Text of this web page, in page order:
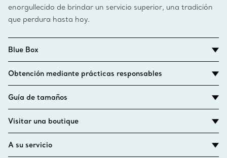
enorgullecido de brindar un servicio superior, una tradición
que perdura hasta hoy.
Blue Box
Obtención mediante prácticas responsables
Guía de tamaños
Visitar una boutique
A su servicio